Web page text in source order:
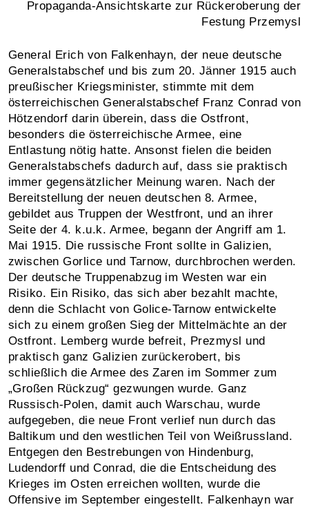
Propaganda-Ansichtskarte zur Rückeroberung der
Festung Przemysl
General Erich von Falkenhayn, der neue deutsche
Generalstabschef und bis zum 20. Jänner 1915 auch
preußischer Kriegsminister, stimmte mit dem
österreichischen Generalstabschef Franz Conrad von
Hötzendorf darin überein, dass die Ostfront,
besonders die österreichische Armee, eine
Entlastung nötig hatte. Ansonst fielen die beiden
Generalstabschefs dadurch auf, dass sie praktisch
immer gegensätzlicher Meinung waren. Nach der
Bereitstellung der neuen deutschen 8. Armee,
gebildet aus Truppen der Westfront, und an ihrer
Seite der 4. k.u.k. Armee, begann der Angriff am 1.
Mai 1915. Die russische Front sollte in Galizien,
zwischen Gorlice und Tarnow, durchbrochen werden.
Der deutsche Truppenabzug im Westen war ein
Risiko. Ein Risiko, das sich aber bezahlt machte,
denn die Schlacht von Golice-Tarnow entwickelte
sich zu einem großen Sieg der Mittelmächte an der
Ostfront. Lemberg wurde befreit, Prezmysl und
praktisch ganz Galizien zurückerobert, bis
schließlich die Armee des Zaren im Sommer zum
„Großen Rückzug“ gezwungen wurde. Ganz
Russisch-Polen, damit auch Warschau, wurde
aufgegeben, die neue Front verlief nun durch das
Baltikum und den westlichen Teil von Weißrussland.
Entgegen den Bestrebungen von Hindenburg,
Ludendorff und Conrad, die die Entscheidung des
Krieges im Osten erreichen wollten, wurde die
Offensive im September eingestellt. Falkenhayn war